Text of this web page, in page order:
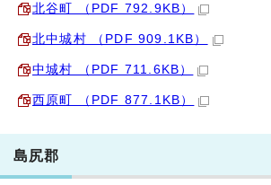
北谷町 （PDF 792.9KB）
北中城村 （PDF 909.1KB）
中城村 （PDF 711.6KB）
西原町 （PDF 877.1KB）
島尻郡